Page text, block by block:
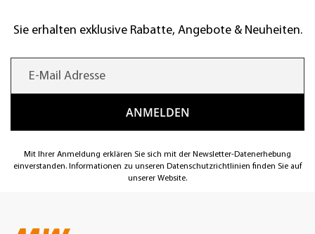
Sie erhalten exklusive Rabatte, Angebote & Neuheiten.
Mit Ihrer Anmeldung erklären Sie sich mit der Newsletter-Datenerhebung
einverstanden. Informationen zu unseren Datenschutzrichtlinien finden Sie auf
unserer Website.